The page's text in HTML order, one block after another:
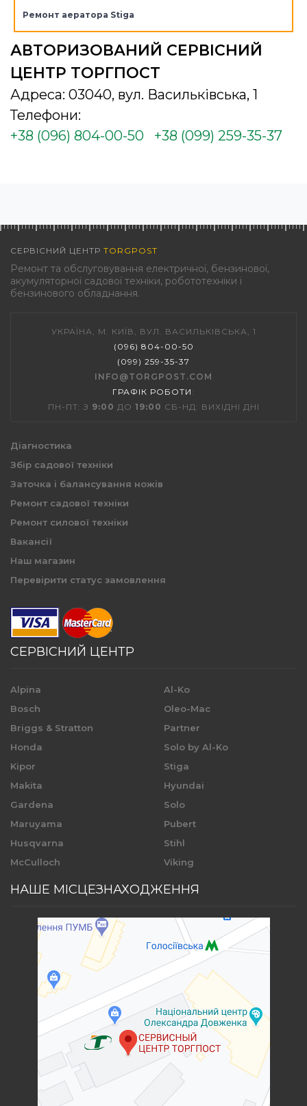
Ремонт аератора Stiga
АВТОРИЗОВАНИЙ СЕРВІСНИЙ
ЦЕНТР ТОРГПОСТ
Адреса: 03040, вул. Васильківська, 1
Телефони:
+38 (096) 804-00-50
+38 (099) 259-35-37
СЕРВІСНИЙ ЦЕНТР TORGPOST
Ремонт та обслуговування електричної, бензинової,
акумуляторної садової техніки, робототехніки і
бензинового обладнання.
УКРАЇНА, М. КИЇВ, ВУЛ. ВАСИЛЬКІВСЬКА, 1
(096) 804-00-50
(099) 259-35-37
INFO@TORGPOST.COM
ГРАФІК РОБОТИ :
ПН-ПТ: З 9:00 ДО 19:00 СБ-НД: ВИХІДНІ ДНІ
Діагностика
Збір садової техніки
Заточка і балансування ножів
Ремонт садової техніки
Ремонт силової техніки
Вакансії
Наш магазин
Перевірити статус замовлення
СЕРВІСНИЙ ЦЕНТР
Alpina
Bosch
Briggs & Stratton
Honda
Kipor
Makita
Gardena
Maruyama
Husqvarna
McCulloch
Al-Ko
Oleo-Mac
Partner
Solo by Al-Ko
Stiga
Hyundai
Solo
Pubert
Stihl
Viking
НАШЕ МІСЦЕЗНАХОДЖЕННЯ